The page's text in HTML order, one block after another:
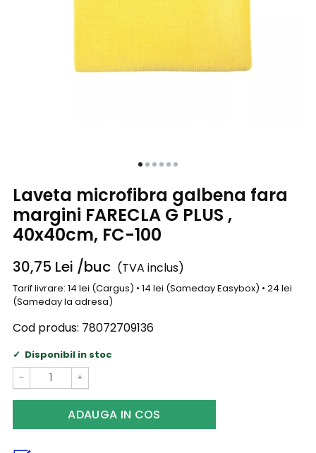
Laveta microfibra galbena fara
margini FARECLA G PLUS ,
40x40cm, FC-100
30,75 Lei /buc (TVA inclus)
Tarif livrare: 14 lei (Cargus) • 14 lei (Sameday Easybox) • 24 lei
(Sameday la adresa)
Cod produs: 78072709136
Disponibil in stoc
− +
ADAUGA IN COS